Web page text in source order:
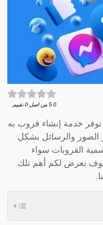
0
5 من اصل 0 تقييم.
توفر خدمة إنشاء قروب به
الصور والرسائل بشكل
القروبات سواء
نعرض لكم أهم تلك